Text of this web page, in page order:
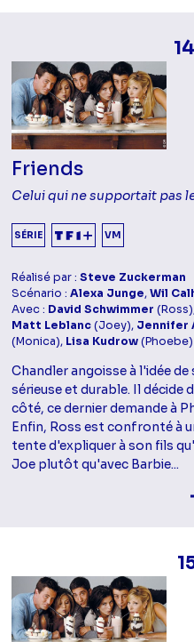
Friends
Celui qui ne supportait pas
SÉRIE VM
Réalisé par :Steve Zuckerman
Scénario :Alexa Junge,Wil
Avec : David Schwimmer
Matt Leblanc(Joey), Jennifer
(Monica), Lisa Kudrow(Phoebe)
Chandler angoisse à l'idée
sérieuse et durable. Il décide
côté, ce dernier demande à
Enfin, Ross est confronté à
tente d'expliquer à son fils
Joe plutôt qu'avec Barbie...